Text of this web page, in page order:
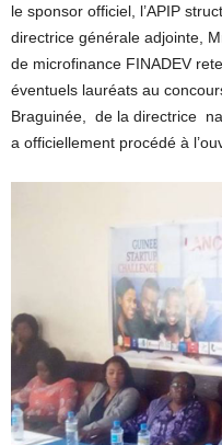
le sponsor officiel, l’APIP
directrice générale adjointe,
de microfinance FINADEV
éventuels lauréats au
Braguinée, de la directrice
a officiellement procédé à